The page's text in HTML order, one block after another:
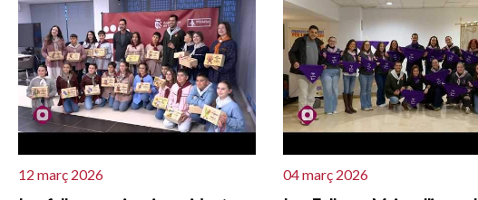
12 març 2026 04 març 2026